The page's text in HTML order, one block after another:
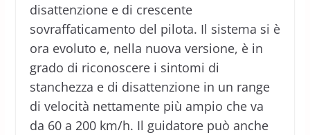
disattenzione e di crescente
sovraffaticamento del pilota. Il sistema si è
ora evoluto e, nella nuova versione, è in
grado di riconoscere i sintomi di
stanchezza e di disattenzione in un range
di velocità nettamente più ampio che va
da 60 a 200 km/h. Il guidatore può anche